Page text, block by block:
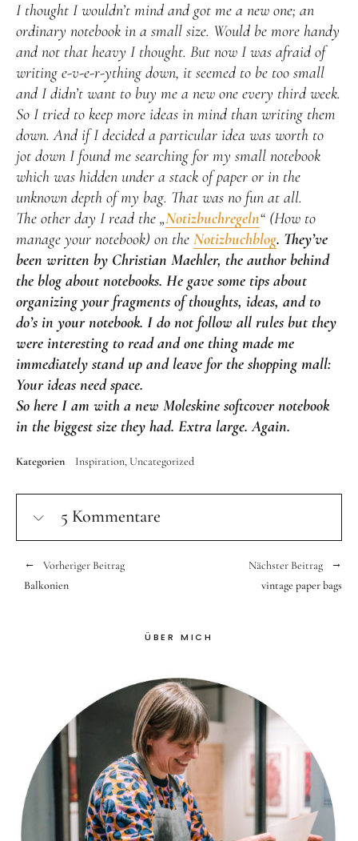
I thought I wouldn’t mind and got me a new one; an
ordinary notebook in a small size. Would be more handy
and not that heavy I thought. But now I was afraid of
writing e-v-e-r-ything down, it seemed to be too small
and I didn’t want to buy me a new one every third week.
So I tried to keep more ideas in mind than writing them
down. And if I decided a particular idea was worth to
jot down I found me searching for my small notebook
which was hidden under a stack of paper or in the
unknown depth of my bag. That was no fun at all.
The other day I read the „Notizbuchregeln“ (How to
manage your notebook) on the Notizbuchblog. They’ve
been written by Christian Maehler, the author behind
the blog about notebooks. He gave some tips about
organizing your fragments of thoughts, ideas, and to
do’s in your notebook. I do not follow all rules but they
were interesting to read and one thing made me
immediately stand up and leave for the shopping mall:
Your ideas need space.
So here I am with a new Moleskine softcover notebook
in the biggest size they had. Extra large. Again.
Kategorien Inspiration Uncategorized
5 Kommentare
Vorheriger Beitrag
Balkonien
Nächster Beitrag
vintage paper bags
ÜBER MICH